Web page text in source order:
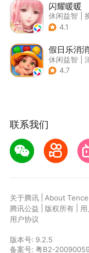
闪耀暖暖
休闲益智
| 女性向
4.1
假日乐消消
休闲益智
| 乐元素
4.7
联系我们
关于腾讯 About
腾讯公益
版权所有
用户协议
版本号: 9.2.5
备案号: 粤B2-